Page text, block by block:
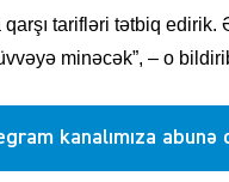
qarşı tarifləri tətbiq
minəcək”, – o
kanalımıza abunə